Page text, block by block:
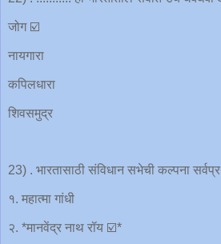
जोग ☑️
नायगारा
कपिलधारा
शिवसमुद्र
23) . भारतासाठी संविधान सभेची कल्पना
१. महात्मा गांधी
२. *मानवेंद्र नाथ रॉय ☑️*